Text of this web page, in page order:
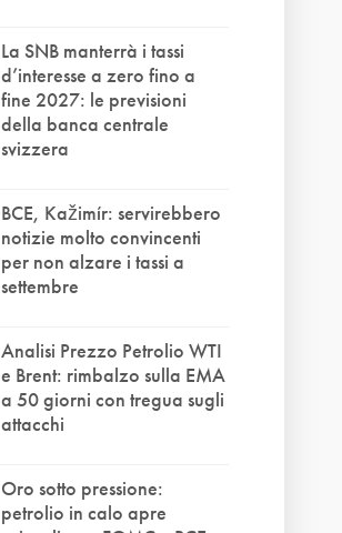
La SNB manterrà i tassi
d’interesse a zero fino a
fine 2027: le previsioni
della banca centrale
svizzera
BCE, Kažimír: servirebbero
notizie molto convincenti
per non alzare i tassi a
settembre
Analisi Prezzo Petrolio WTI
e Brent: rimbalzo sulla EMA
a 50 giorni con tregua sugli
attacchi
Oro sotto pressione:
petrolio in calo apre